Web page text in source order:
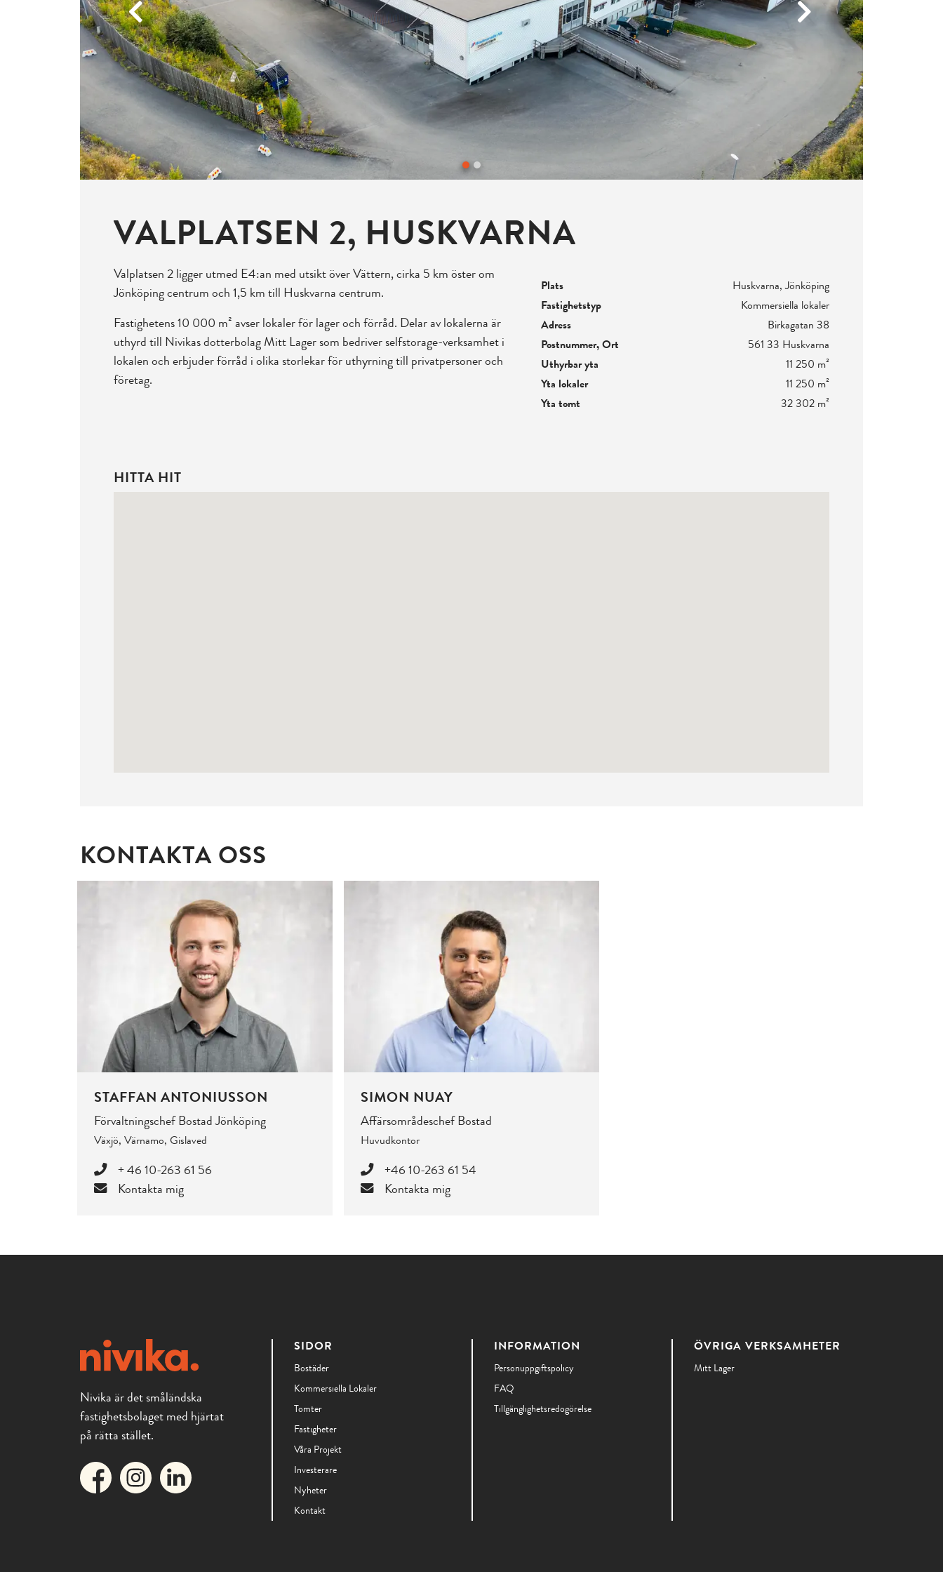
Previous Next
VALPLATSEN 2, HUSKVARNA
Valplatsen 2 ligger utmed E4:an med utsikt över Vättern, cirka 5 km öster om
Jönköping centrum och 1,5 km till Huskvarna centrum.
Fastighetens 10 000 m² avser lokaler för lager och förråd. Delar av lokalerna är
uthyrd till Nivikas dotterbolag Mitt Lager som bedriver selfstorage-verksamhet i
lokalen och erbjuder förråd i olika storlekar för uthyrning till privatpersoner och
företag.
Plats
Huskvarna, Jönköping
Fastighetstyp
Kommersiella lokaler
Adress
Birkagatan 38
Postnummer, Ort
561 33 Huskvarna
Uthyrbar yta
11 250 m²
Yta lokaler
11 250 m²
Yta tomt
32 302 m²
HITTA HIT
KONTAKTA OSS
STAFFAN ANTONIUSSON
Förvaltningschef Bostad Jönköping
Växjö, Värnamo, Gislaved
+ 46 10-263 61 56
Kontakta mig
SIMON NUAY
Affärsområdeschef Bostad
Huvudkontor
+46 10-263 61 54
Kontakta mig
Nivika är det småländska
fastighetsbolaget med hjärtat
på rätta stället.
SIDOR
Bostäder
Kommersiella Lokaler
Tomter
Fastigheter
Våra Projekt
Investerare
Nyheter
Kontakt
INFORMATION
Personuppgiftspolicy
FAQ
Tillgänglighetsredogörelse
ÖVRIGA VERKSAMHETER
Mitt Lager